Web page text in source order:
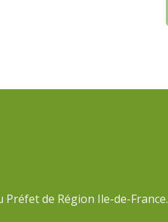
de Région Ile-de-France.